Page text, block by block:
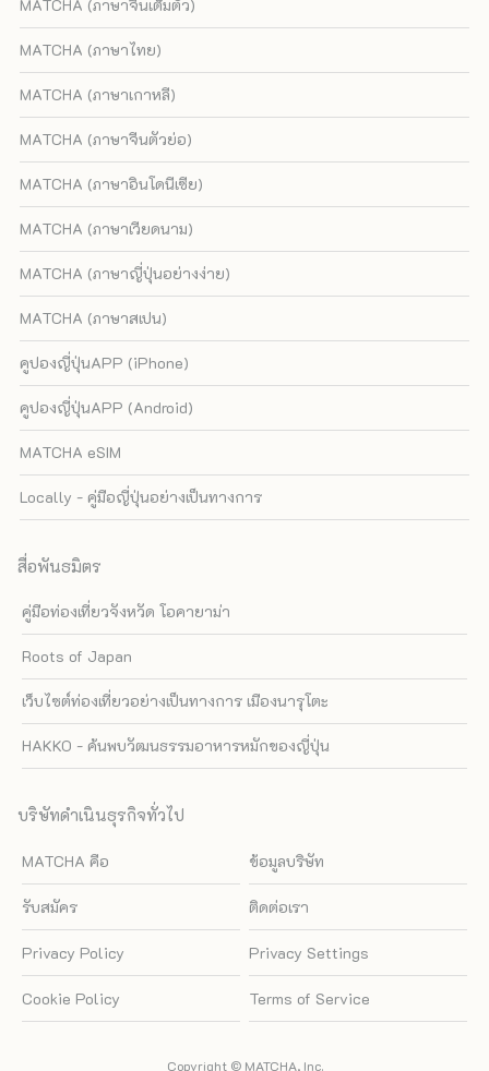
MATCHA (ภาษาจีนเต็มตัว)
MATCHA (ภาษาไทย)
MATCHA (ภาษาเกาหลี)
MATCHA (ภาษาจีนตัวย่อ)
MATCHA (ภาษาอินโดนีเซีย)
MATCHA (ภาษาเวียดนาม)
MATCHA (ภาษาญี่ปุ่นอย่างง่าย)
MATCHA (ภาษาสเปน)
คูปองญี่ปุ่นAPP (iPhone)
คูปองญี่ปุ่นAPP (Android)
MATCHA eSIM
Locally - คู่มือญี่ปุ่นอย่างเป็นทางการ
สื่อพันธมิตร
คู่มือท่องเที่ยวจังหวัด โอคายาม่า
Roots of Japan
เว็บไซต์ท่องเที่ยวอย่างเป็นทางการ เมืองนารุโตะ
HAKKO - ค้นพบวัฒนธรรมอาหารหมักของญี่ปุ่น
บริษัทดำเนินธุรกิจทั่วไป
MATCHA คือ ข้อมูลบริษัท
รับสมัคร ติดต่อเรา
Privacy Policy Privacy Settings
Cookie Policy Terms of Service
Copyright © MATCHA, Inc.